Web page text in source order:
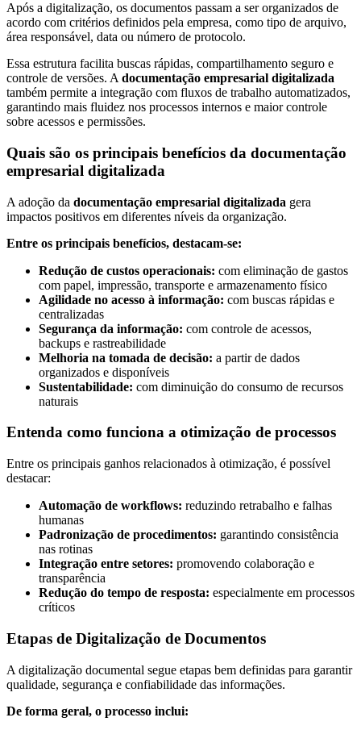
Após a digitalização, os documentos passam a ser organizados de
acordo com critérios definidos pela empresa, como tipo de arquivo,
área responsável, data ou número de protocolo.
Essa estrutura facilita buscas rápidas, compartilhamento seguro e
controle de versões. A documentação empresarial digitalizada
também permite a integração com fluxos de trabalho automatizados,
garantindo mais fluidez nos processos internos e maior controle
sobre acessos e permissões.
Quais são os principais benefícios da documentação
empresarial digitalizada
A adoção da documentação empresarial digitalizada gera
impactos positivos em diferentes níveis da organização.
Entre os principais benefícios, destacam-se:
Redução de custos operacionais: com eliminação de gastos
com papel, impressão, transporte e armazenamento físico
Agilidade no acesso à informação: com buscas rápidas e
centralizadas
Segurança da informação: com controle de acessos,
backups e rastreabilidade
Melhoria na tomada de decisão: a partir de dados
organizados e disponíveis
Sustentabilidade: com diminuição do consumo de recursos
naturais
Entenda como funciona a otimização de processos
Entre os principais ganhos relacionados à otimização, é possível
destacar:
Automação de workflows: reduzindo retrabalho e falhas
humanas
Padronização de procedimentos: garantindo consistência
nas rotinas
Integração entre setores: promovendo colaboração e
transparência
Redução do tempo de resposta: especialmente em processos
críticos
Etapas de Digitalização de Documentos
A digitalização documental segue etapas bem definidas para garantir
qualidade, segurança e confiabilidade das informações.
De forma geral, o processo inclui: